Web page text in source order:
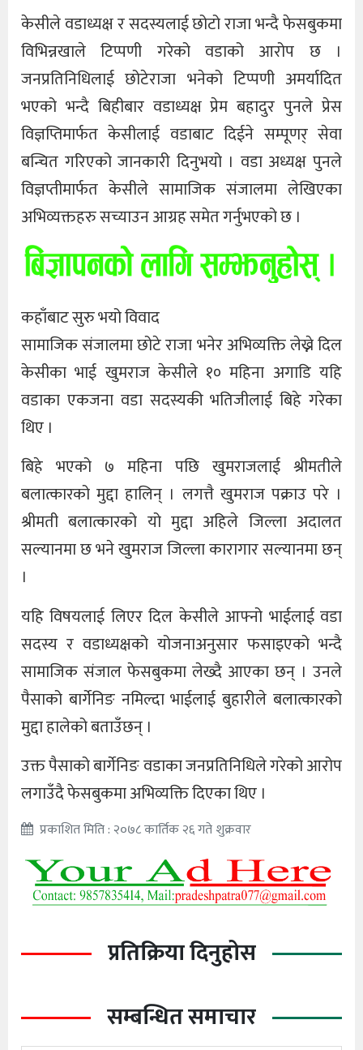
केसीले वडाध्यक्ष र सदस्यलाई छोटो राजा भन्दै फेसबुकमा
विभिन्नखाले टिप्पणी गरेको वडाको आरोप छ ।
जनप्रतिनिधिलाई छोटेराजा भनेको टिप्पणी अमर्यादित
भएको भन्दै बिहीबार वडाध्यक्ष प्रेम बहादुर पुनले प्रेस
विज्ञप्तिमार्फत केसीलाई वडाबाट दिईने सम्पूणर् सेवा
बन्चित गरिएको जानकारी दिनुभयो । वडा अध्यक्ष पुनले
विज्ञप्तीमार्फत केसीले सामाजिक संजालमा लेखिएका
अभिव्यक्तहरु सच्याउन आग्रह समेत गर्नुभएको छ ।
कहाँबाट सुरु भयो विवाद
सामाजिक संजालमा छोटे राजा भनेर अभिव्यक्ति लेख्ने दिल
केसीका भाई खुमराज केसीले १० महिना अगाडि यहि
वडाका एकजना वडा सदस्यकी भतिजीलाई बिहे गरेका
थिए ।
बिहे भएको ७ महिना पछि खुमराजलाई श्रीमतीले
बलात्कारको मुद्दा हालिन् । लगत्तै खुमराज पक्राउ परे ।
श्रीमती बलात्कारको यो मुद्दा अहिले जिल्ला अदालत
सल्यानमा छ भने खुमराज जिल्ला कारागार सल्यानमा छन्
।
यहि विषयलाई लिएर दिल केसीले आफ्नो भाईलाई वडा
सदस्य र वडाध्यक्षको योजनाअनुसार फसाइएको भन्दै
सामाजिक संजाल फेसबुकमा लेख्दै आएका छन् । उनले
पैसाको बार्गेनिङ नमिल्दा भाईलाई बुहारीले बलात्कारको
मुद्दा हालेको बताउँछन् ।
उक्त पैसाको बार्गेनिङ वडाका जनप्रतिनिधिले गरेको आरोप
लगाउँदै फेसबुकमा अभिव्यक्ति दिएका थिए ।
प्रकाशित मिति : २०७८ कार्तिक २६ गते शुक्रवार
प्रतिक्रिया दिनुहोस
सम्बन्धित समाचार